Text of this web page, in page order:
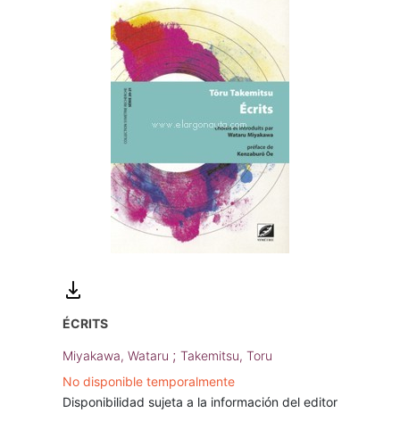
ÉCRITS
Miyakawa, Wataru ; Takemitsu, Toru
No disponible temporalmente
Disponibilidad sujeta a la información del editor